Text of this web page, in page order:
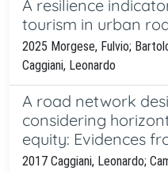
A resilience
tourism in urban
2025 Morgese, Fulvio;
Caggiani, Leonardo
A road network
considering
equity: Evidences
2017 Caggiani, Leonardo;